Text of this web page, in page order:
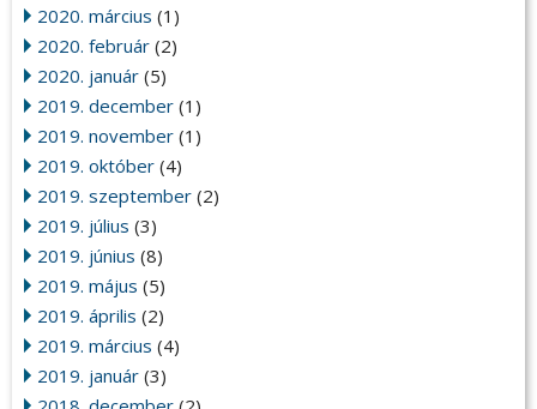
2020. március (1)
2020. február (2)
2020. január (5)
2019. december (1)
2019. november (1)
2019. október (4)
2019. szeptember (2)
2019. július (3)
2019. június (8)
2019. május (5)
2019. április (2)
2019. március (4)
2019. január (3)